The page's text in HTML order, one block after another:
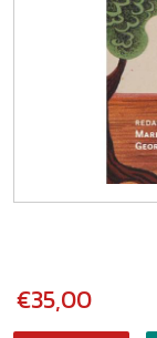
€35,00